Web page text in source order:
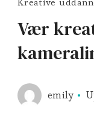
Vær
emily